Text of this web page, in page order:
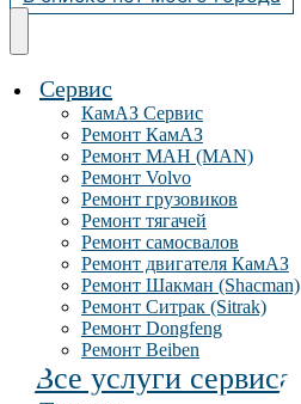
Сервис
КамАЗ Сервис
Ремонт КамАЗ
Ремонт МАН (MAN)
Ремонт Volvo
Ремонт грузовиков
Ремонт тягачей
Ремонт самосвалов
Ремонт двигателя КамАЗ
Ремонт Шакман (Shacman)
Ремонт Ситрак (Sitrak)
Ремонт Dongfeng
Ремонт Beiben
Все услуги сервиса